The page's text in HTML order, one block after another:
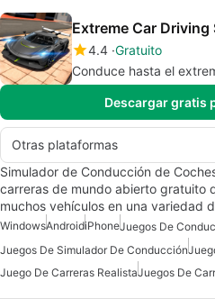
Extreme Car Driving
4.4 Gratuito
Conduce hasta el
Descargar gratis
Otras plataformas
Simulador de Conducción de
carreras de mundo abierto gratuito
muchos vehículos en una variedad
WindowsAndroidiPhone
Juegos De Simulador De Conducción
Juego De Carreras RealistaJuegos De